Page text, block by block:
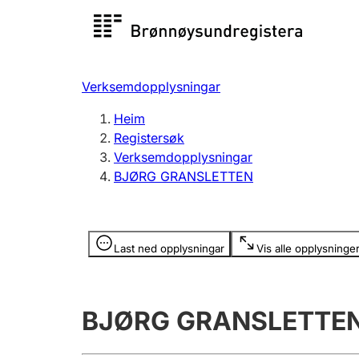
Registersøk
Registrere, endre, slette
Verksemdopplysningar
Heim
Registersøk
Verksemdopplysningar
BJØRG GRANSLETTEN
Last ned opplysningar Vis alle opplysninger
Opplysninger er skjult
BJØRG